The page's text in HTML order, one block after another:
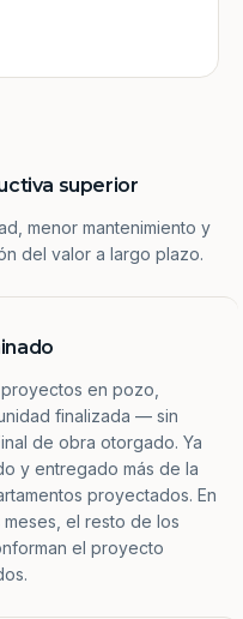
superior
menor mantenimiento y
del valor a largo plazo.
en pozo,
finalizada — sin
de obra otorgado. Ya
y entregado más de la
proyectados. En
el resto de los
el proyecto